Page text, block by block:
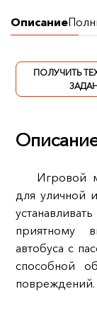
Описание
ПОЛУЧИТЬ
Игровой
для уличной
приятному
автобуса с
способной
повреждений.